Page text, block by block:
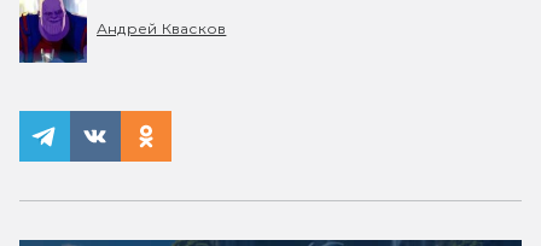
Андрей Квасков